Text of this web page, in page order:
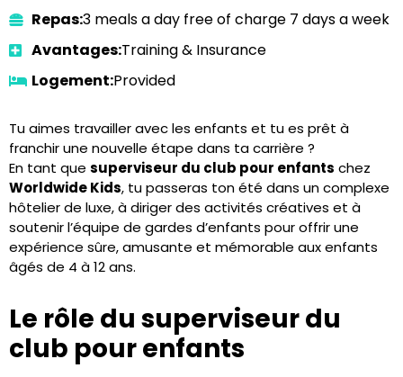
Repas:3 meals a day free of charge 7 days a week
Avantages:Training & Insurance
Logement:Provided
Tu aimes travailler avec les enfants et tu es prêt à
franchir une nouvelle étape dans ta carrière ?
En tant que superviseur du club pour enfants chez
Worldwide Kids, tu passeras ton été dans un complexe
hôtelier de luxe, à diriger des activités créatives et à
soutenir l’équipe de gardes d’enfants pour offrir une
expérience sûre, amusante et mémorable aux enfants
âgés de 4 à 12 ans.
Le rôle du superviseur du
club pour enfants